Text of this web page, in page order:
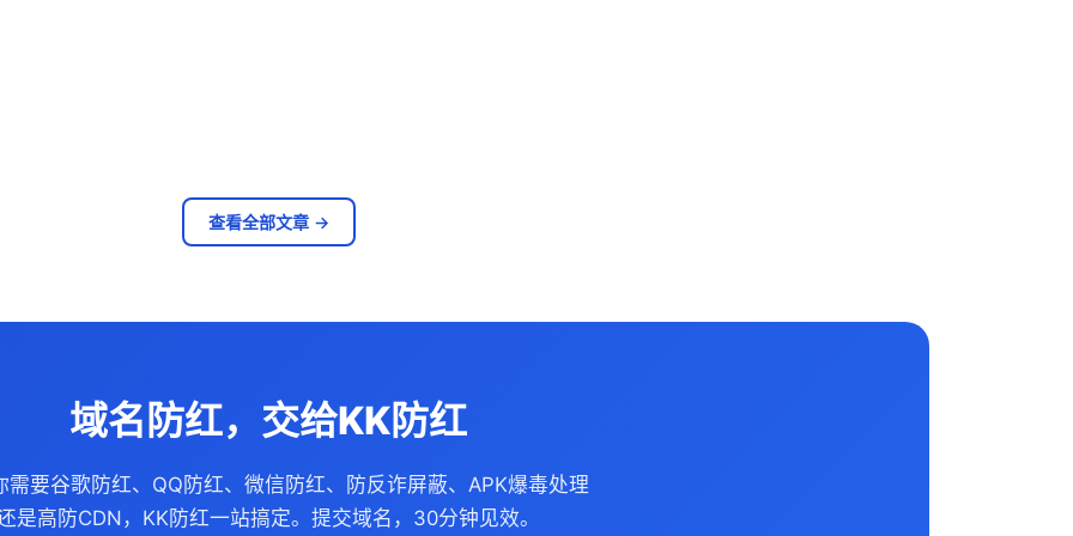
查看全部文章 →
域名防红，交给KK防红
需要谷歌防红、QQ防红、微信防红、防反诈屏蔽、APK爆毒处理
是高防CDN，KK防红一站搞定。提交域名，30分钟见效。